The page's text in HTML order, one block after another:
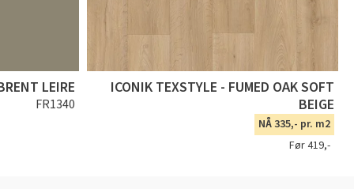
LEIRE
FR1340
ICONIK TEXSTYLE - FUMED OAK SOFT
BEIGE
NÅ 335,- pr. m2
Før 419,-